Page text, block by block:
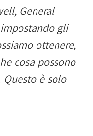
General
gli
ottenere,
cosa possono
è solo